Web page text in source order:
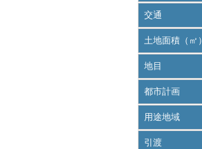
交通
土地面積（㎡）
地目
都市計画
用途地域
引渡